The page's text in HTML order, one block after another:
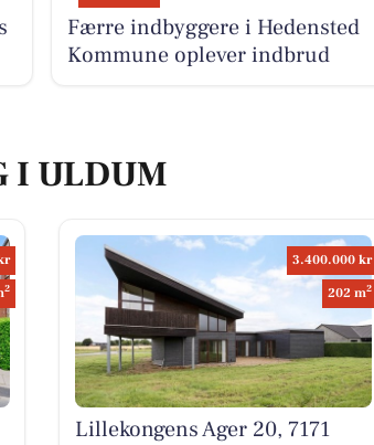
Færre indbyggere i Hedensted
Kommune oplever indbrud
I ULDUM
2
3.400.000 kr
202 m2
Lillekongens Ager 20, 7171